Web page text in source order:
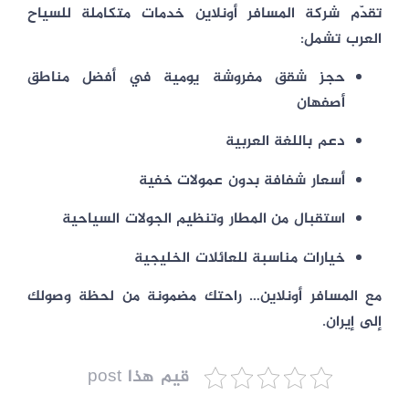
تقدّم شركة المسافر أونلاينخدمات متكاملة للسياح
العرب تشمل:
حجز شقق مفروشة يومية في أفضل مناطق
أصفهان
دعم باللغة العربية
أسعار شفافة بدون عمولات خفية
استقبال من المطار وتنظيم الجولات السياحية
خيارات مناسبة للعائلات الخليجية
مع المسافر أونلاين… راحتك مضمونة من لحظة وصولك
إلى إيران.
قيم هذا post